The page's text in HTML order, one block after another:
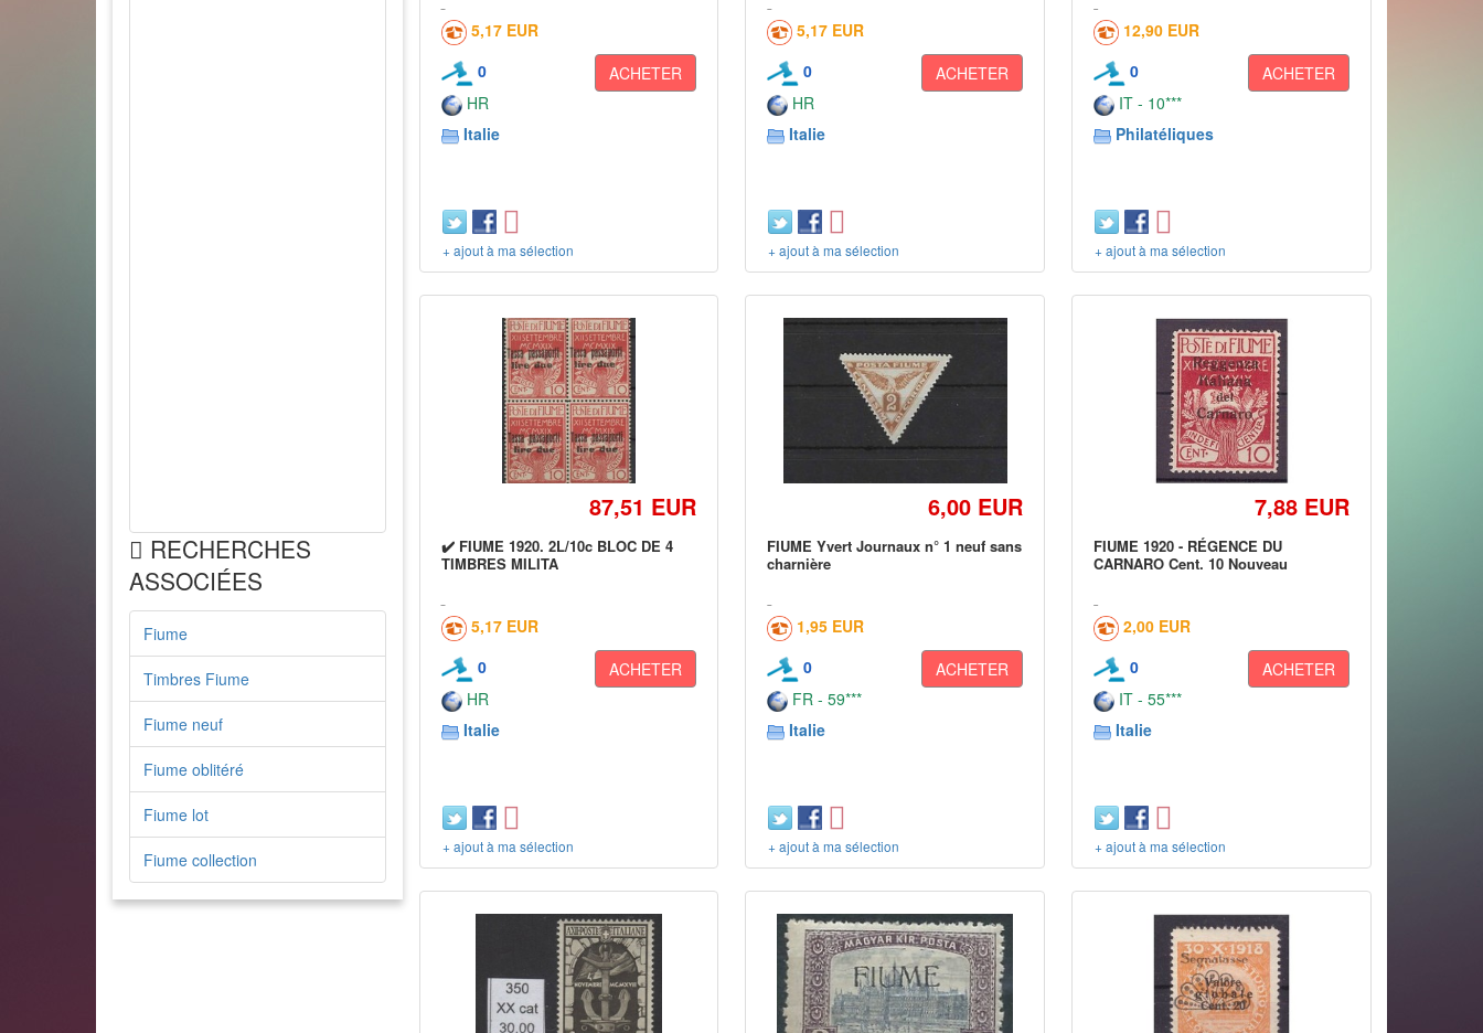
RECHERCHES
ASSOCIÉES
Fiume
Timbres Fiume
Fiume neuf
Fiume oblitéré
Fiume lot
Fiume collection
5,17 EUR
0
ACHETER
HR
Italie
+ ajout à ma sélection
5,17 EUR
0
ACHETER
HR
Italie
+ ajout à ma sélection
12,90 EUR
0
ACHETER
IT - 10***
Philatéliques
+ ajout à ma sélection
87,51 EUR
✔️ FIUME 1920. 2L/10c BLOC DE 4
TIMBRES MILITA
5,17 EUR
0
ACHETER
HR
Italie
+ ajout à ma sélection
6,00 EUR
FIUME Yvert Journaux n° 1 neuf sans
charnière
1,95 EUR
0
ACHETER
FR - 59***
Italie
+ ajout à ma sélection
7,88 EUR
FIUME 1920 - RÉGENCE DU
CARNARO Cent. 10 Nouveau
2,00 EUR
0
ACHETER
IT - 55***
Italie
+ ajout à ma sélection